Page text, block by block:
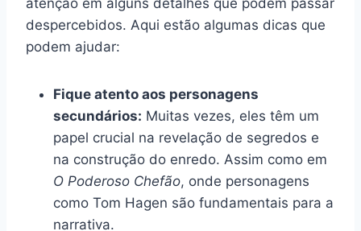
despercebidos. Aqui estão algumas dicas que
podem ajudar:
Fique atento aos personagens
secundários: Muitas vezes, eles têm um
papel crucial na revelação de segredos e
na construção do enredo. Assim como em
O Poderoso Chefão, onde personagens
como Tom Hagen são fundamentais para a
narrativa.